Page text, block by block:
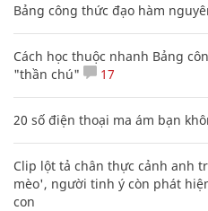
Bảng công thức đạo hàm
Cách học thuộc nhanh Bảng
"thần chú"
17
20 số điện thoại ma ám bạn
Clip lột tả chân thực cảnh anh
mèo', người tinh ý còn phát
con